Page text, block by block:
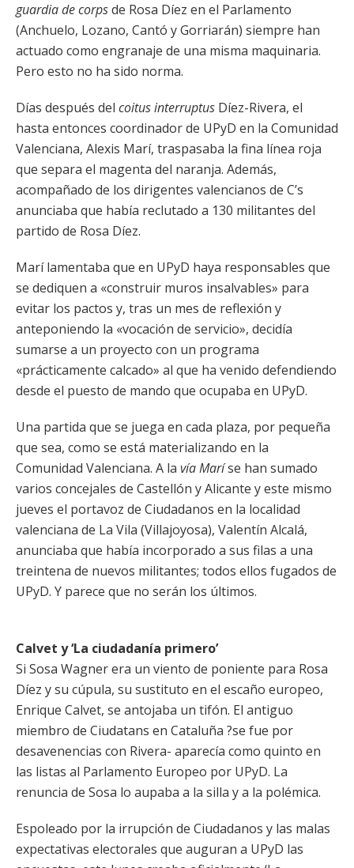
guardia de corpsde Rosa Díez en el Parlamento
(Anchuelo, Lozano, Cantó y Gorriarán) siempre han
actuado como engranaje de una misma maquinaria.
Pero esto no ha sido norma.
Días después del coitus interruptus Díez-Rivera, el
hasta entonces coordinador de UPyD en la Comunidad
Valenciana, Alexis Marí, traspasaba la fina línea roja
que separa el magenta del naranja. Además,
acompañado de los dirigentes valencianos de C’s
anunciaba que había reclutado a 130 militantes del
partido de Rosa Díez.
Marí lamentaba que en UPyD haya responsables que
se dediquen a «construir muros insalvables» para
evitar los pactos y, tras un mes de reflexión y
anteponiendo la «vocación de servicio», decidía
sumarse a un proyecto con un programa
«prácticamente calcado» al que ha venido defendiendo
desde el puesto de mando que ocupaba en UPyD.
Una partida que se juega en cada plaza, por pequeña
que sea, como se está materializando en la
Comunidad Valenciana. A la vía Maríse han sumado
varios concejales de Castellón y Alicante y este mismo
jueves el portavoz de Ciudadanos en la localidad
valenciana de La Vila (Villajoyosa), Valentín Alcalá,
anunciaba que había incorporado a sus filas a una
treintena de nuevos militantes; todos ellos fugados de
UPyD. Y parece que no serán los últimos.
Calvet y ‘La ciudadanía primero’
Si Sosa Wagner era un viento de poniente para Rosa
Díez y su cúpula, su sustituto en el escaño europeo,
Enrique Calvet, se antojaba un tifón. El antiguo
miembro de Ciudatans en Cataluña ?se fue por
desavenencias con Rivera- aparecía como quinto en
las listas al Parlamento Europeo por UPyD. La
renuncia de Sosa lo aupaba a la silla y a la polémica.
Espoleado por la irrupción de Ciudadanos y las malas
expectativas electorales que auguran a UPyD las